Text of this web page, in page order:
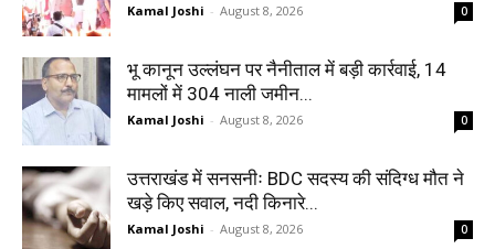
Kamal Joshi - August 8, 2026 0
भू कानून उल्लंघन पर नैनीताल में बड़ी कार्रवाई, 14
मामलों में 304 नाली जमीन...
Kamal Joshi - August 8, 2026 0
उत्तराखंड में सनसनीः BDC सदस्य की संदिग्ध मौत ने
खड़े किए सवाल, नदी किनारे...
Kamal Joshi - August 8, 2026 0